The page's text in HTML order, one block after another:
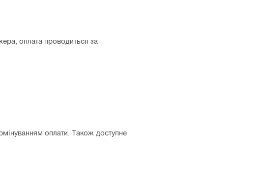
оплата проводиться за
оплати. Також доступне